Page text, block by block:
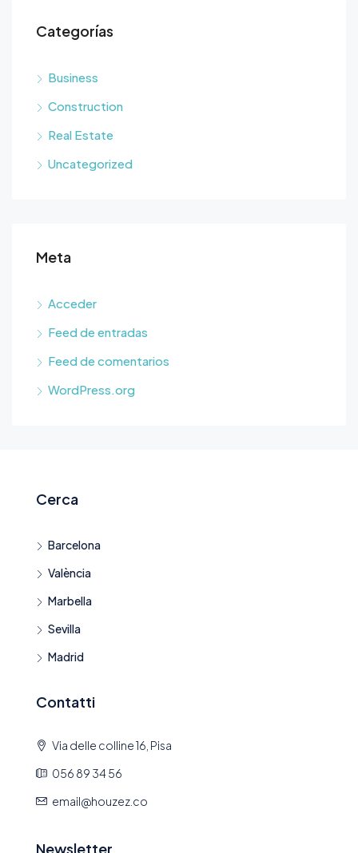
Categorías
Business
Construction
Real Estate
Uncategorized
Meta
Acceder
Feed de entradas
Feed de comentarios
WordPress.org
Cerca
Barcelona
València
Marbella
Sevilla
Madrid
Contatti
Via delle colline 16, Pisa
056 89 34 56
email@houzez.co
Newsletter